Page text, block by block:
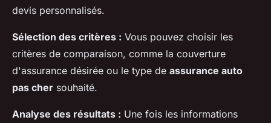
devis personnalisés.
Sélection des critères : Vous pouvez choisir les
critères de comparaison, comme la couverture
d'assurance désirée ou le type de assurance auto
pas cher souhaité.
Analyse des résultats : Une fois les informations